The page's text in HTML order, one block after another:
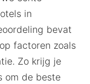
in
bevat
factoren zoals
Zo krijg je
om de beste